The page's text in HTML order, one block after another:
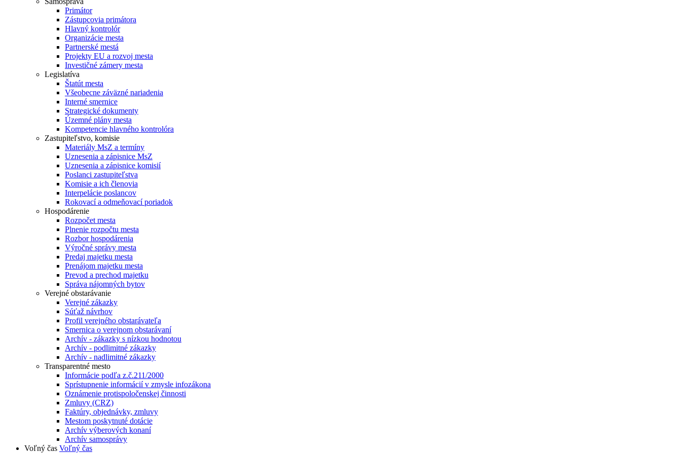
Primátor
Zástupcovia primátora
Hlavný kontrolór
Organizácie mesta
Partnerské mestá
Projekty EU a rozvoj mesta
Investičné zámery mesta
Legislatíva
Štatút mesta
Všeobecne záväzné nariadenia
Interné smernice
Strategické dokumenty
Územné plány mesta
Kompetencie hlavného kontrolóra
Zastupiteľstvo, komisie
Materiály MsZ a termíny
Uznesenia a zápisnice MsZ
Uznesenia a zápisnice komisií
Poslanci zastupiteľstva
Komisie a ich členovia
Interpelácie poslancov
Rokovací a odmeňovací poriadok
Hospodárenie
Rozpočet mesta
Plnenie rozpočtu mesta
Rozbor hospodárenia
Výročné správy mesta
Predaj majetku mesta
Prenájom majetku mesta
Prevod a prechod majetku
Správa nájomných bytov
Verejné obstarávanie
Verejné zákazky
Súťaž návrhov
Profil verejného obstarávateľa
Smernica o verejnom obstarávaní
Archív - zákazky s nízkou hodnotou
Archív - podlimitné zákazky
Archív - nadlimitné zákazky
Transparentné mesto
Informácie podľa z.č.211/2000
Sprístupnenie informácií v zmysle infozákona
Oznámenie protispoločenskej činnosti
Zmluvy (CRZ)
Faktúry, objednávky, zmluvy
Mestom poskytnuté dotácie
Archív výberových konaní
Archív samosprávy
Voľný čas Voľný čas